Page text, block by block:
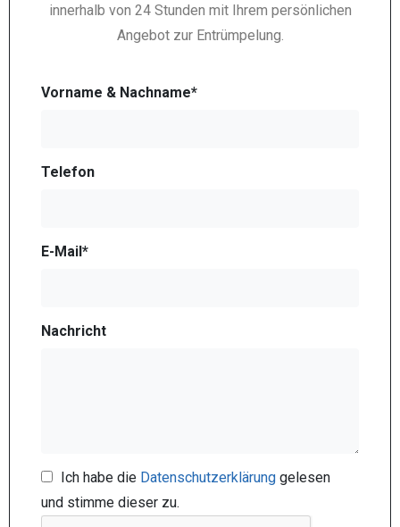
innerhalb von 24 Stunden mit Ihrem persönlichen
Angebot zur Entrümpelung.
Vorname & Nachname*
Telefon
E-Mail*
Nachricht
Ich habe die Datenschutzerklärung gelesen
und stimme dieser zu.